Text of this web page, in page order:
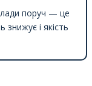
поруч — це
знижує і якість